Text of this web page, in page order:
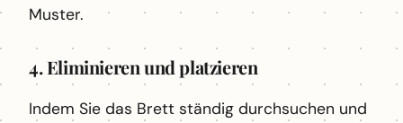
Muster.
4. Eliminieren und platzieren
Indem Sie das Brett ständig durchsuchen und